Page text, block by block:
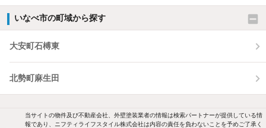
いなべ市の町域から探す
大安町石榑東
北勢町麻生田
当サイトの物件及び不動産会社、外壁塗装業者の情報は検索パートナーが提供している情
報であり、ニフティライフスタイル株式会社は内容の責任を負わないことを予めご了承く